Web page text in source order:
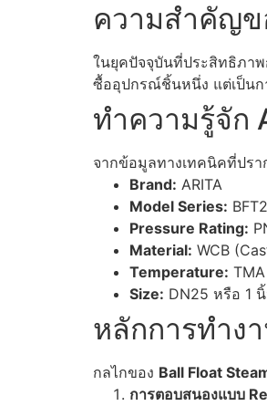
ความสำคัญข
ในยุคปัจจุบันที่ประสิทธิภาพ
ซื้ออุปกรณ์ชิ้นหนึ่ง แต่เป็นก
ทำความรู้จัก
จากข้อมูลทางเทคนิคที่ปร
Brand: ARITA
Model Series:
Pressure Rating:
Material: WCB
Temperature:
Size: DN25 หรือ 1
หลักการทำง
กลไกของ Ball Float
การตอบสนองแบบ